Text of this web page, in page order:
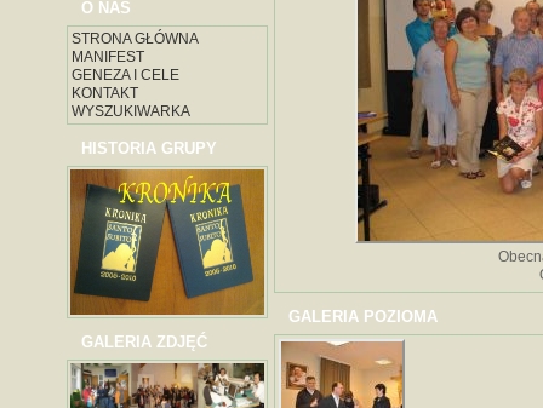
O NAS
STRONA GŁÓWNA
MANIFEST
GENEZA I CELE
KONTAKT
WYSZUKIWARKA
HISTORIA GRUPY
GALERIA ZDJĘĆ
GALERIA POZIOMA